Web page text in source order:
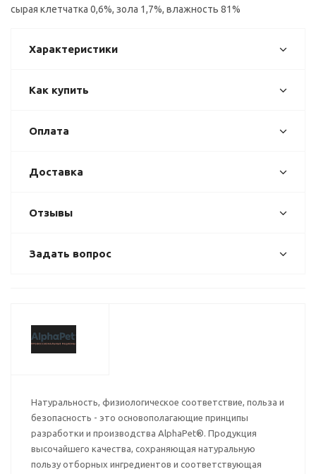
сырая клетчатка 0,6%, зола 1,7%, влажность 81%
Характеристики
Как купить
Оплата
Доставка
Отзывы
Задать вопрос
Натуральность, физиологическое соответствие, польза и
безопасность - это основополагающие принципы
разработки и производства AlphaPet®. Продукция
высочайшего качества, сохраняющая натуральную
пользу отборных ингредиентов и соответствующая